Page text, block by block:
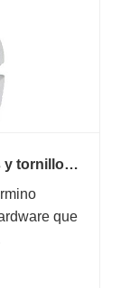
y tornillos
que